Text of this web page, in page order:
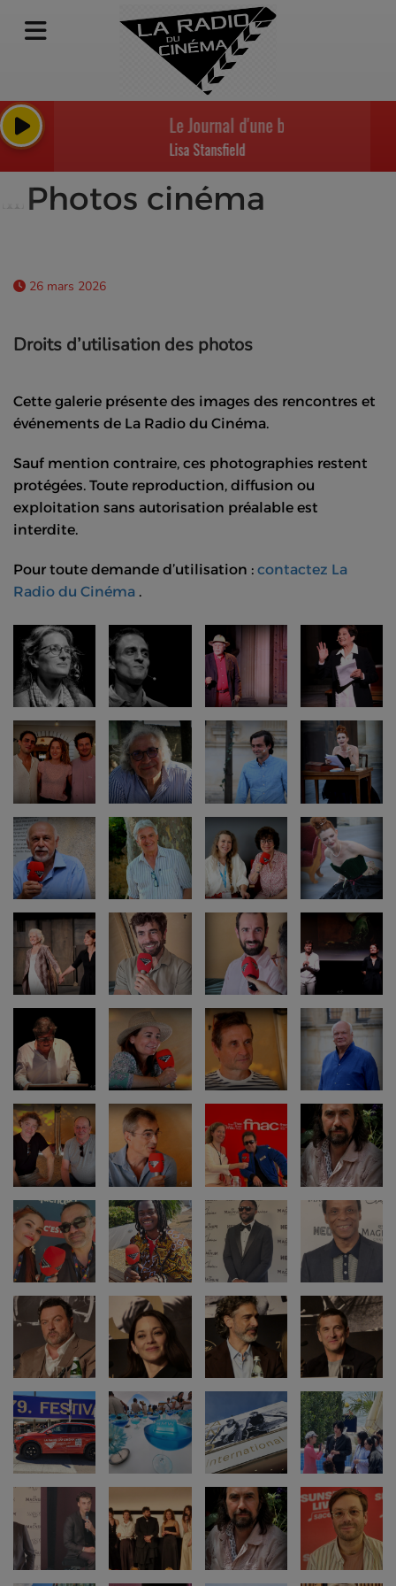
Le Journal d'une baby-sitter - All
Lisa Stansfield
Photos cinéma
26 mars 2026
Droits d’utilisation des photos
Cette galerie présente des images des rencontres et
événements de La Radio du Cinéma.
Sauf mention contraire, ces photographies restent
protégées. Toute reproduction, diffusion ou
exploitation sans autorisation préalable est
interdite.
Pour toute demande d’utilisation : contactez La
Radio du Cinéma .